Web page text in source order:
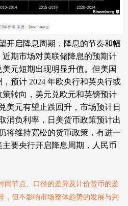
开启降息周期，降息的节奏和幅
期市场对美联储降息的预期计
元短期出现明显升值。但美国
预计 2024 年欧央行和英央行或
转向，美元兑欧元和英镑预计
美元有望止跌回升，市场预计日
消负利率，日美货币政策预计出
将维持宽松的货币政策，有进一
要央行开启降息周期，人民币
间节点、口径的差异及计价货币的差
，但不影响市场整体趋势的发展与判